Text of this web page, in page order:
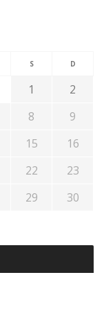
S D
1
2
8
9
15
16
22
23
29
30